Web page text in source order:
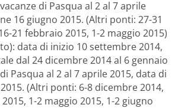
di Pasqua al 2 al 7 aprile
16 giugno 2015. (Altri ponti: 27-31
21 febbraio 2015, 1-2 maggio 2015)
data di inizio 10 settembre 2014,
dal 24 dicembre 2014 al 6 gennaio
Pasqua al 2 al 7 aprile 2015, data di
(Altri ponti: 6-8 dicembre 2014,
1-2 maggio 2015, 1-2 giugno